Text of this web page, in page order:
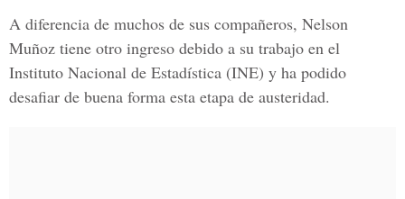
A diferencia de muchos de sus compañeros, Nelson
Muñoz tiene otro ingreso debido a su trabajo en el
Instituto Nacional de Estadística (INE) y ha podido
desafiar de buena forma esta etapa de austeridad.